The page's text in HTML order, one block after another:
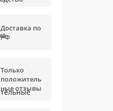
Доставка по
РФ
Только
положитель
ные отзывы